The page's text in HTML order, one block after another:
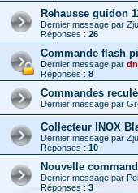
Rehausse guidon
Dernier message par
Réponses : 26
Commande flash
Dernier message par
Réponses : 8
Commandes
Dernier message par
Collecteur INOX
Dernier message par
Réponses : 10
Nouvelle
Dernier message par
Réponses : 3